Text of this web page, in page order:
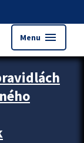
Menu menu